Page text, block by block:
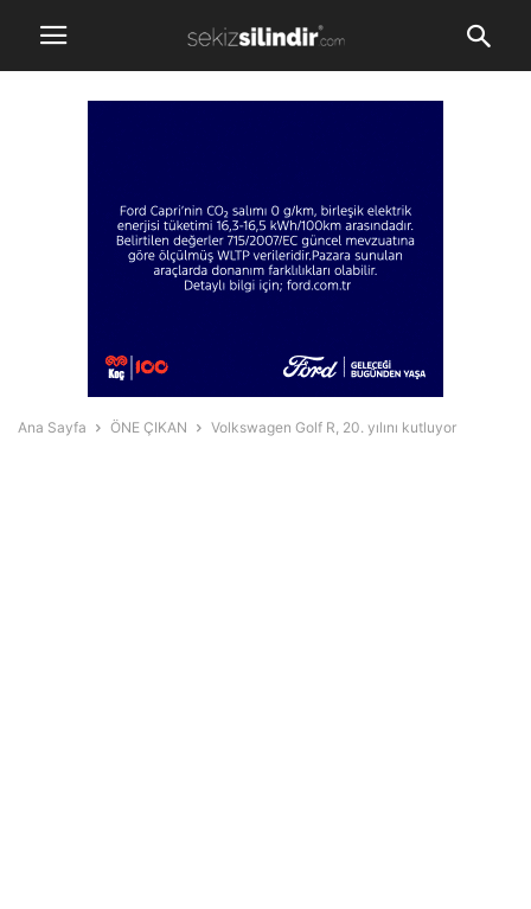
Ana Sayfa ÖNE ÇIKAN Volkswagen Golf R, 20. yılını kutluyor